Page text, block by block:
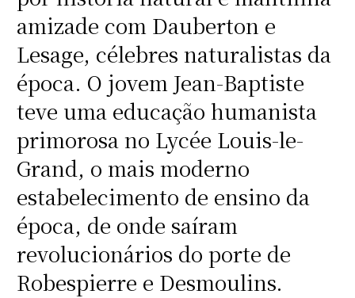
amizade com Dauberton e
Lesage, célebres naturalistas da
época. O jovem Jean-Baptiste
teve uma educação humanista
primorosa no Lycée Louis-le-
Grand, o mais moderno
estabelecimento de ensino da
época, de onde saíram
revolucionários do porte de
Robespierre e Desmoulins.